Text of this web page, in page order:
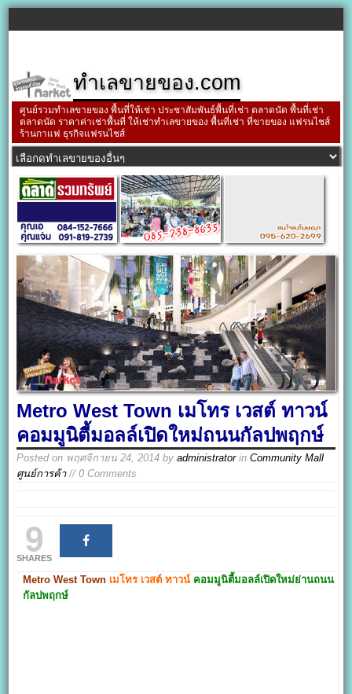
ทำเลขายของ.com
ศูนย์รวมทำเลขายของ พื้นที่ให้เช่า ประชาสัมพันธ์พื้นที่เช่า ตลาดนัด พื้นที่เช่า
ตลาดนัด ราคาค่าเช่าพื้นที่ ให้เช่าทำเลขายของ พื้นที่เช่า ที่ขายของ แฟรนไชส์
ร้านกาแฟ ธุรกิจแฟรนไชส์
Metro West Town เมโทร เวสต์ ทาวน์
คอมมูนิตี้มอลล์เปิดใหม่ถนนกัลปพฤกษ์
Posted on พฤศจิกายน 24, 2014 byadministratorinCommunity Mall
ศูนย์การค้า// 0 Comments
9
SHARES
Metro West Town เมโทร เวสต์ ทาวน์ คอมมูนิตี้มอลล์เปิดใหม่ย่านถนน
กัลปพฤกษ์